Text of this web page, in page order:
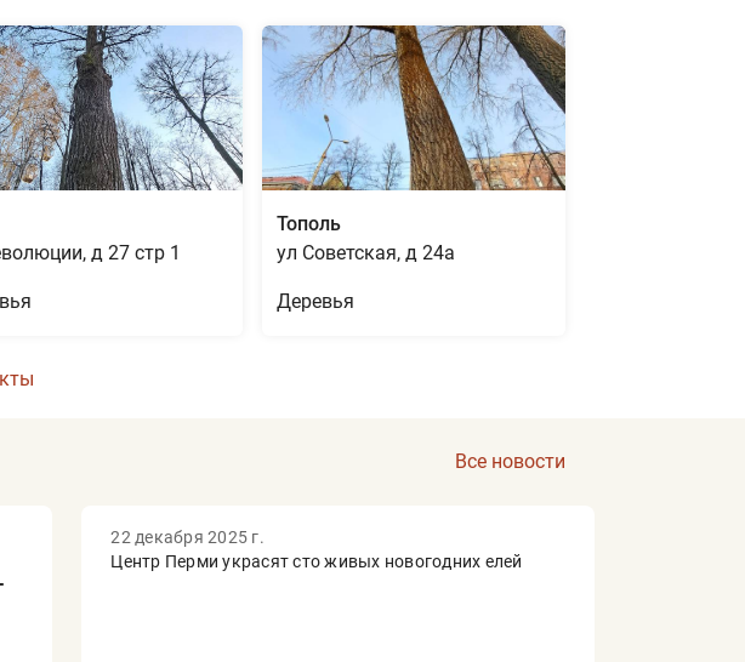
д 27 стр 1
Тополь
ул Советская, д 24а
Деревья
Все новости
22 декабря 2025 г.
Центр Перми украсят сто живых новогодних елей